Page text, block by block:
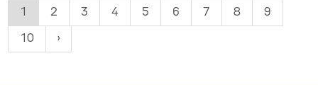
1 2 3 4 5 6 7 8 9
10